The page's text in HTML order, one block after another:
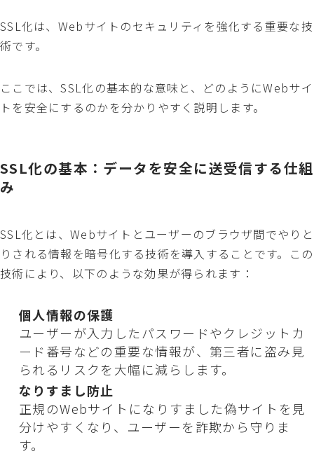
SSL化は、Webサイトのセキュリティを強化する重要な技
術です。
ここでは、SSL化の基本的な意味と、どのようにWebサイ
トを安全にするのかを分かりやすく説明します。
SSL化の基本：データを安全に送受信する仕組
み
SSL化とは、Webサイトとユーザーのブラウザ間でやりと
りされる情報を暗号化する技術を導入することです。この
技術により、以下のような効果が得られます：
個人情報の保護
ユーザーが入力したパスワードやクレジットカ
ード番号などの重要な情報が、第三者に盗み見
られるリスクを大幅に減らします。
なりすまし防止
正規のWebサイトになりすました偽サイトを見
分けやすくなり、ユーザーを詐欺から守りま
す。